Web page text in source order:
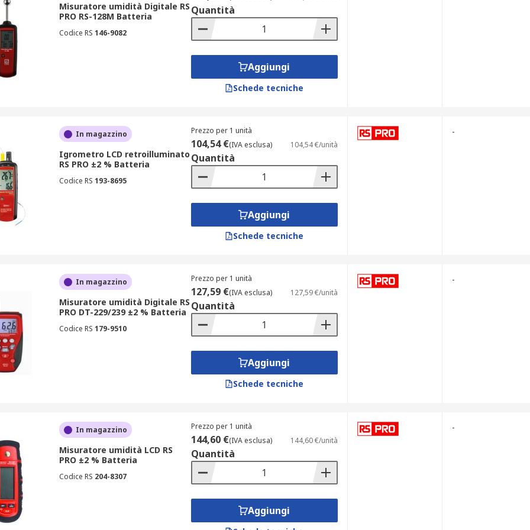
precise e specifiche per diversi materiali e applicazioni. Tra le opzioni disponibili troviamo:
con precisione il contenuto di umidità di vari materiali;
da costruzione e superfici lignee;
gamma di materiali utilizzati nell'edilizia.
applicazioni domestiche, professionali e industriali.
che può variare da 40°C a 100°C, a seconda del modello. Questo li rende adatti sia
accurati anche in condizioni ambientali difficili.
aree difficili da raggiungere;
industriali o domestici.
preservare materiali sensibili;
misurazioni rapide;
tessili e alimentari.
Misuratore umidità Digitale RS
PRO RS-128M Batteria
Codice RS 146-9082
Quantità
Aggiungi
Schede tecniche
In magazzino
Igrometro LCD retroilluminato
RS PRO ±2 % Batteria
Codice RS 193-8695
Prezzo per 1 unità
104,54 €(IVA esclusa) 104,54 €/unità
Quantità
Aggiungi
Schede tecniche
-
In magazzino
Misuratore umidità Digitale RS
PRO DT-229/239 ±2 % Batteria
Codice RS 179-9510
Prezzo per 1 unità
127,59 €(IVA esclusa) 127,59 €/unità
Quantità
Aggiungi
Schede tecniche
-
In magazzino
Misuratore umidità LCD RS
PRO ±2 % Batteria
Codice RS 204-8307
Prezzo per 1 unità
144,60 €(IVA esclusa) 144,60 €/unità
Quantità
Aggiungi
-